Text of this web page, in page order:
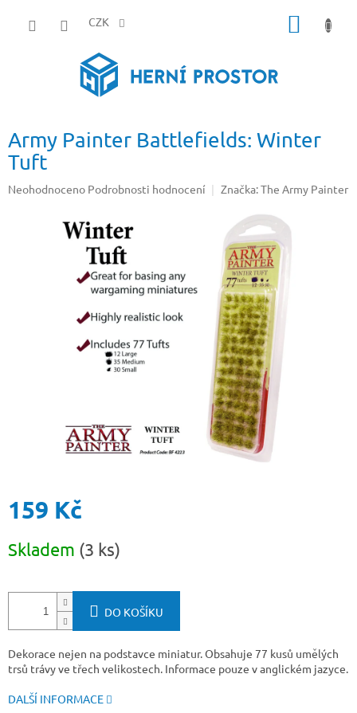
CZK
Army Painter Battlefields: Winter
Tuft
Průměrné
Neohodnoceno Podrobnosti hodnocení Značka:The Army Painter
159 Kč
cena:
Skladem (3 ks)
DO KOŠÍKU
Dekorace nejen na podstavce miniatur. Obsahuje 77 kusů umělých
trsů trávy ve třech velikostech. Informace pouze v anglickém jazyce.
DALŠÍ INFORMACE